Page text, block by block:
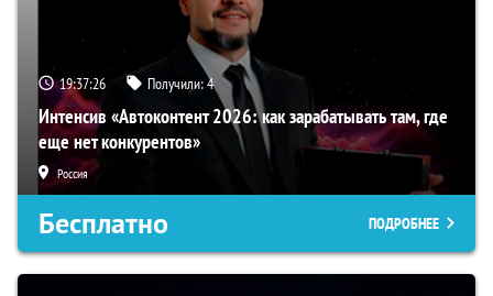
19:37:25 Получили:4
Интенсив «Автоконтент 2026: как зарабатывать там, где
еще нет конкурентов»
Россия
Бесплатно ПОДРОБНЕЕ